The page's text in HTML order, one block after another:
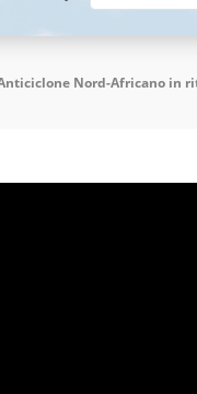
Nord-Africano in